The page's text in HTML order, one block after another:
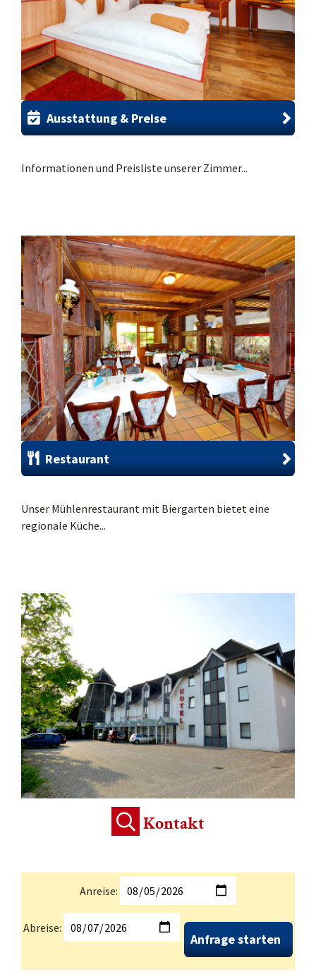
Ausstattung & Preise
Informationen und Preisliste unserer Zimmer...
Restaurant
Unser Mühlenrestaurant mit Biergarten bietet eine
regionale Küche...
Kontakt
Anreise:
Abreise:
Anfrage starten